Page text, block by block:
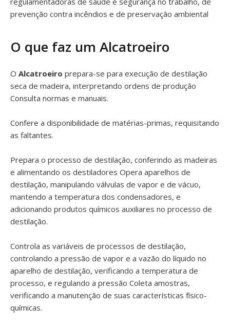
prevenção contra incêndios e de preservação ambiental
O que faz um Alcatroeiro
O Alcatroeiro prepara-se para execução de destilação
seca de madeira, interpretando ordens de produção
Consulta normas e manuais.
Confere a disponibilidade de matérias-primas, requisitando
as faltantes.
Prepara o processo de destilação, conferindo as madeiras
e alimentando os destiladores Opera aparelhos de
destilação, manipulando válvulas de vapor e de vácuo,
mantendo a temperatura dos condensadores, e
adicionando produtos químicos auxiliares no processo de
destilação.
Controla as variáveis de processos de destilação,
controlando a pressão de vapor e a vazão do líquido no
aparelho de destilação, verificando a temperatura de
processo, e regulando a pressão Coleta amostras,
verificando a manutenção de suas características físico-
químicas.